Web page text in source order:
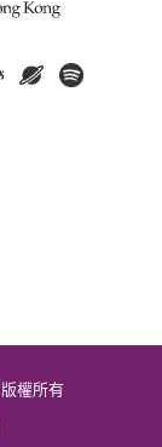
版權所有